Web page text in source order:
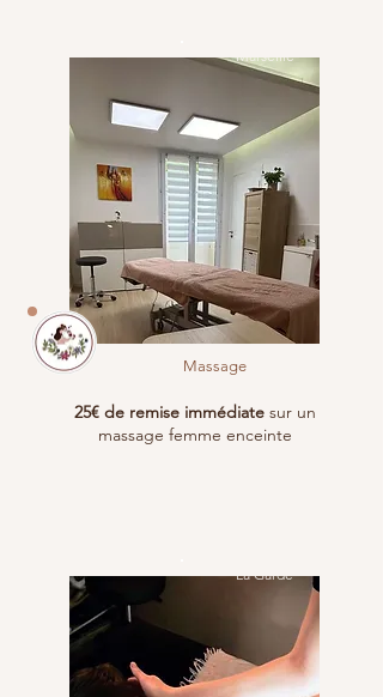
Massage
25€ de remise immédiatesur un
massage femme enceinte
Marseille
La Garde